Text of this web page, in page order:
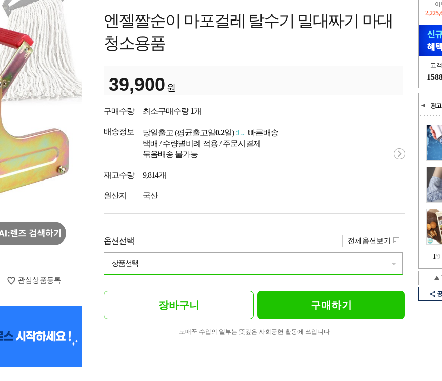
고
광고
1/9
관심상품등록
엔젤짤순이 마포걸레 탈수기 밀대짜기 마대
청소용품
39,900 원
구매수량 최소구매수량1개
배송정보 당일출고 (평균출고일0.2일)
빠른배송
택배 / 수량별비례 적용 / 주문시결제
묶음배송 불가능
재고수량 9,814개
원산지 국산
옵션선택
상품선택
전체옵션보기
장바구니 구매하기
도매꾹 수입의 일부는 뜻깊은 사회공헌 활동에 쓰입니다